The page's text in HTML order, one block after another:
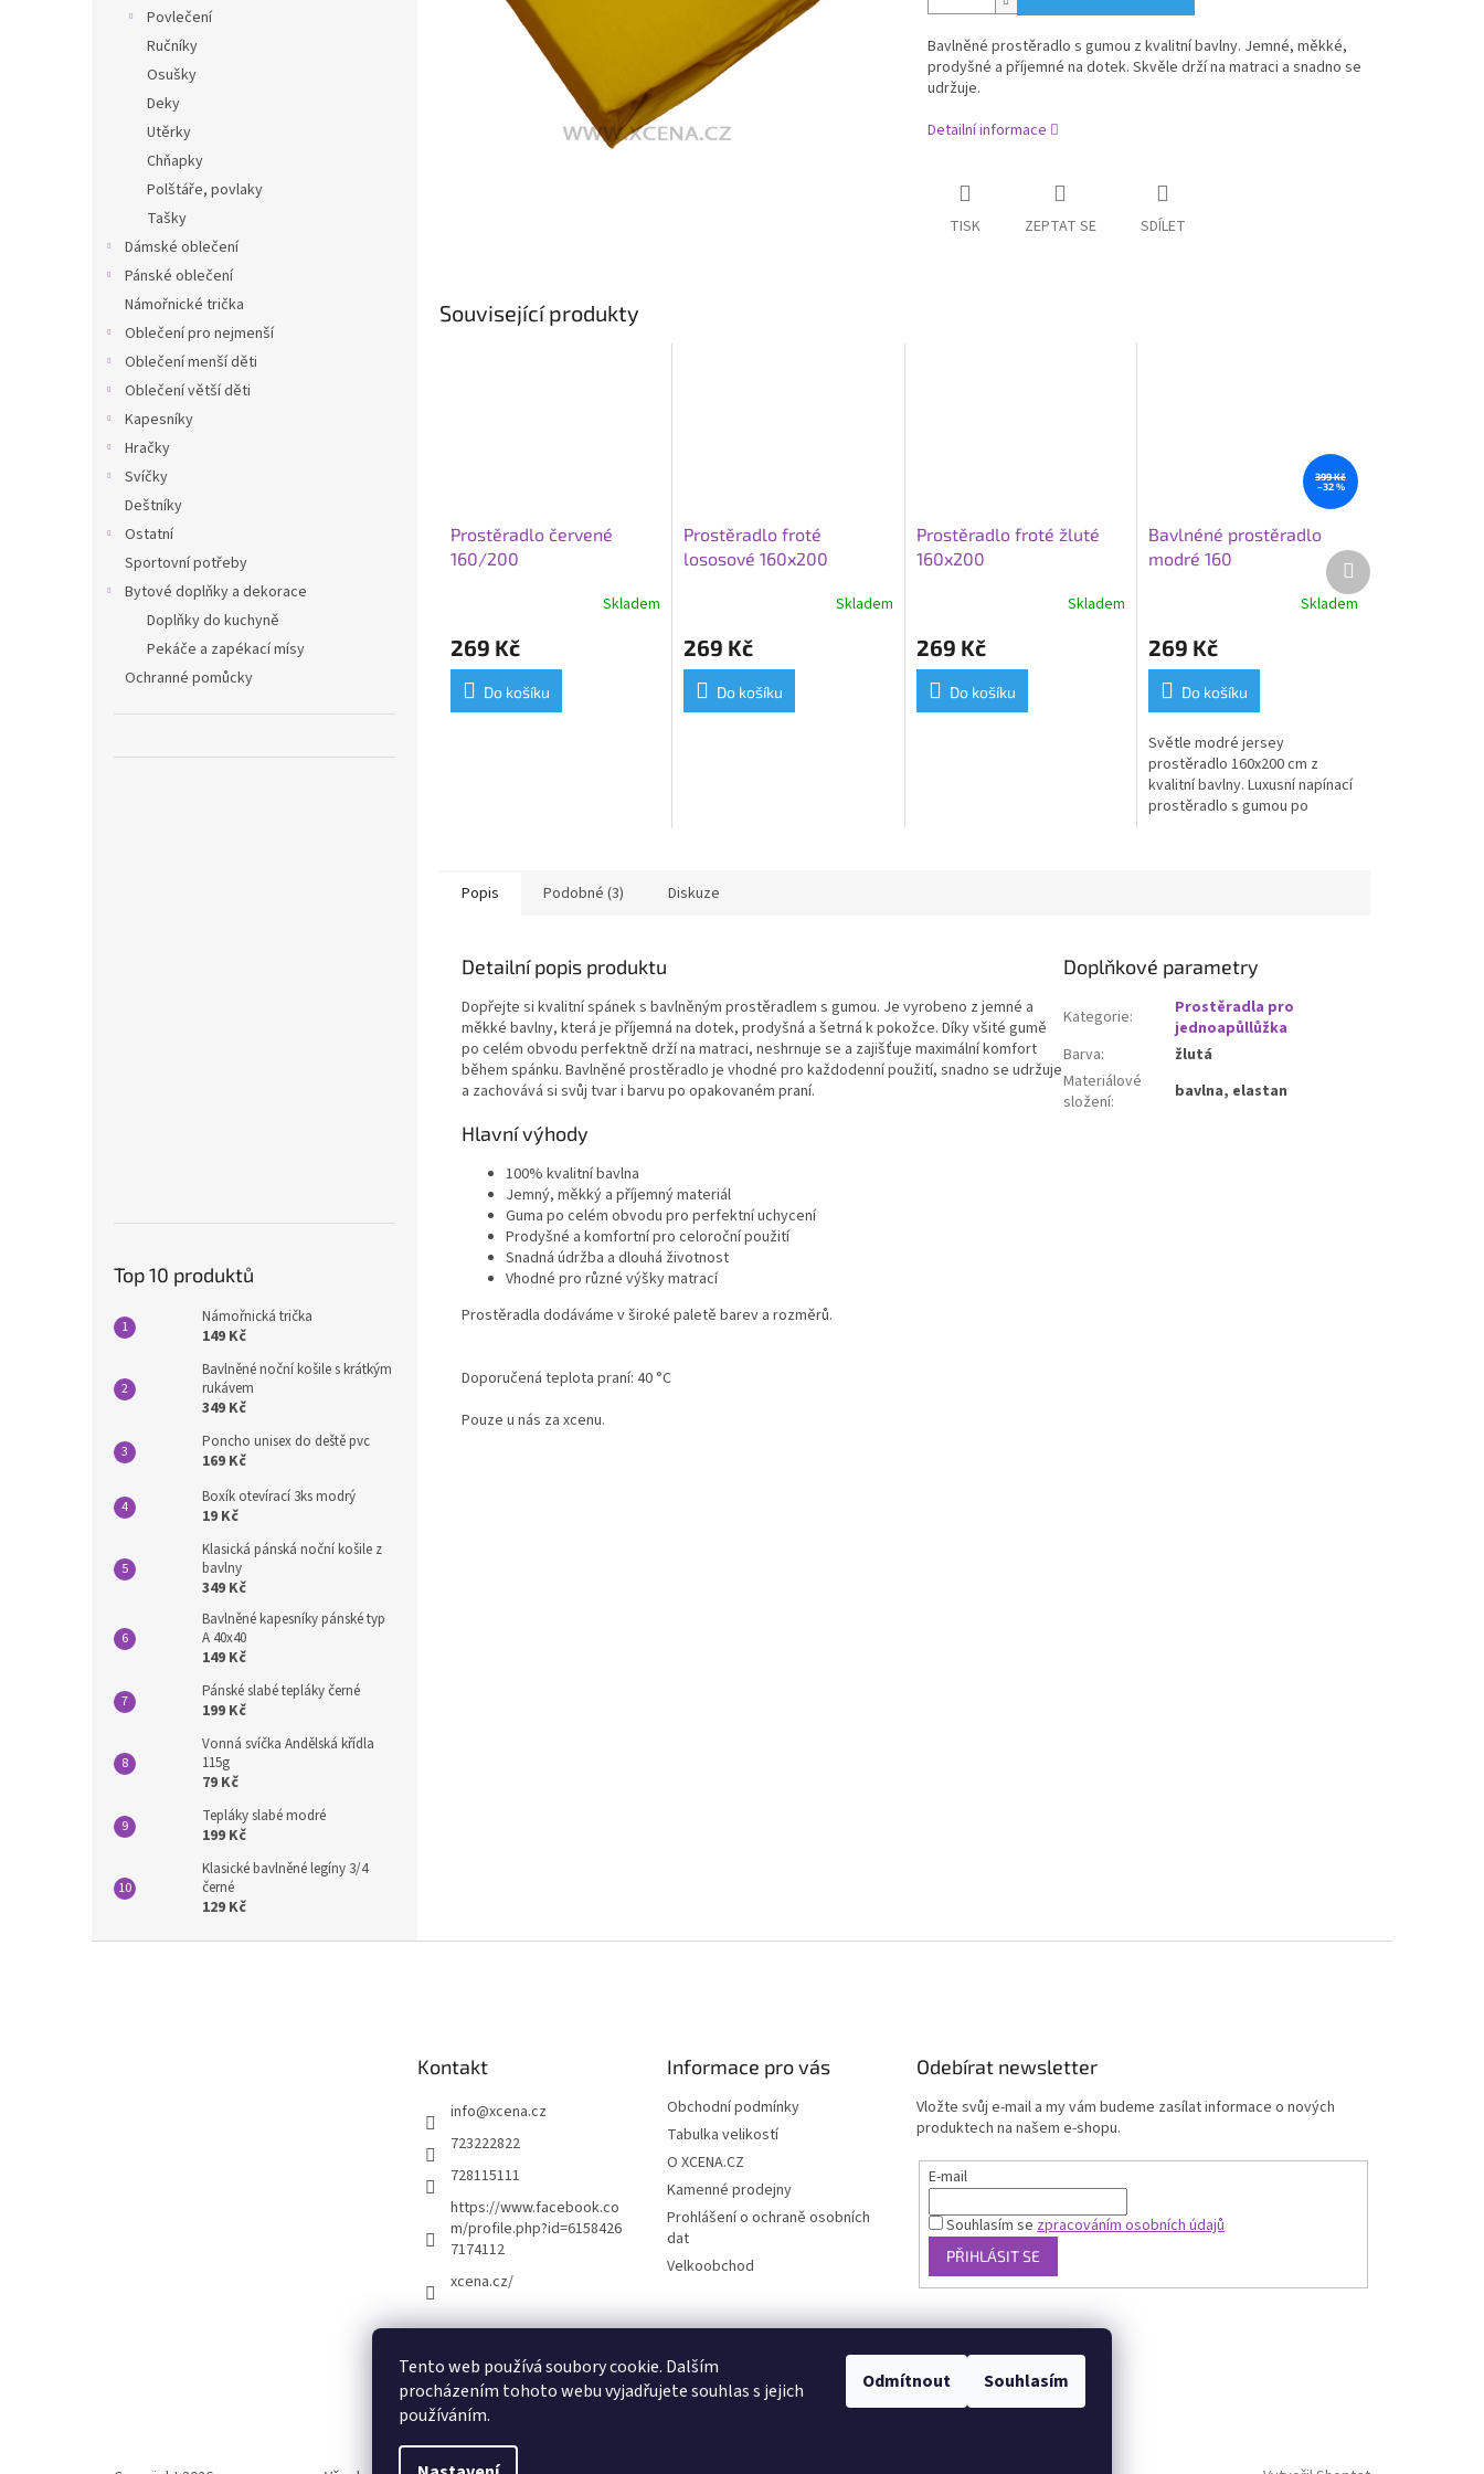
Tento web používá soubory cookie. Dalším
procházením tohoto webu vyjadřujete souhlas s jejich
používáním.
Odmítnout Souhlasím
Povlečení
Ručníky
Osušky
Deky
Utěrky
Chňapky
Polštáře, povlaky
Tašky
Dámské oblečení
Pánské oblečení
Námořnické trička
Oblečení pro nejmenší
Oblečení menší děti
Oblečení větší děti
Kapesníky
Hračky
Svíčky
Deštníky
Ostatní
Sportovní potřeby
Bytové doplňky a dekorace
Doplňky do kuchyně
Pekáče a zapékací mísy
Ochranné pomůcky
Top 10 produktů
Námořnická trička
149 Kč
Bavlněné noční košile s krátkým
rukávem
349 Kč
Poncho unisex do deště pvc
169 Kč
Boxík otevírací 3ks modrý
19 Kč
Klasická pánská noční košile z
bavlny
349 Kč
Bavlněné kapesníky pánské typ
A 40x40
149 Kč
Pánské slabé tepláky černé
199 Kč
Vonná svíčka Andělská křídla
115g
79 Kč
Tepláky slabé modré
199 Kč
Klasické bavlněné legíny 3/4
černé
129 Kč
Bavlněné prostěradlo s gumou z kvalitní bavlny. Jemné, měkké,
prodyšné a příjemné na dotek. Skvěle drží na matraci a snadno se
udržuje.
Detailní informace
TISK ZEPTAT SE SDÍLET
Související produkty
Prostěradlo červené
160/200
Skladem
269 Kč
Do košíku
Prostěradlo froté
lososové 160x200
Skladem
269 Kč
Do košíku
Prostěradlo froté žluté
160x200
Skladem
269 Kč
Do košíku
399 Kč
–32 %
Bavlnéné prostěradlo
modré 160
Skladem
269 Kč
Do košíku
Světle modré jersey
prostěradlo 160x200 cm z
kvalitní bavlny. Luxusní napínací
prostěradlo s gumou po
Další
produkt
Popis Podobné (3) Diskuze
Detailní popis produktu
Dopřejte si kvalitní spánek s bavlněným prostěradlem s gumou. Je vyrobeno z jemné a
měkké bavlny, která je příjemná na dotek, prodyšná a šetrná k pokožce. Díky všité gumě
po celém obvodu perfektně drží na matraci, neshrnuje se a zajišťuje maximální komfort
během spánku. Bavlněné prostěradlo je vhodné pro každodenní použití, snadno se udržuje
a zachovává si svůj tvar i barvu po opakovaném praní.
Hlavní výhody
100% kvalitní bavlna
Jemný, měkký a příjemný materiál
Guma po celém obvodu pro perfektní uchycení
Prodyšné a komfortní pro celoroční použití
Snadná údržba a dlouhá životnost
Vhodné pro různé výšky matrací
Prostěradla dodáváme v široké paletě barev a rozměrů.
Doporučená teplota praní: 40 °C
Pouze u nás za xcenu.
Doplňkové parametry
Kategorie:
Prostěradla pro
jednoapůllůžka
Barva:
žlutá
Materiálové
složení: bavlna, elastan
Kontakt
info@xcena.cz
723222822
728115111
https://www.facebook.co
m/profile.php?id=6158426
7174112
xcena.cz/
Informace pro vás
Obchodní podmínky
Tabulka velikostí
O XCENA.CZ
Kamenné prodejny
Prohlášení o ochraně osobních
dat
Velkoobchod
Odebírat newsletter
Vložte svůj e-mail a my vám budeme zasílat informace o nových
produktech na našem e-shopu.
E-mail
Souhlasím se zpracováním osobních údajů
PŘIHLÁSIT SE
0KS /0 KČ